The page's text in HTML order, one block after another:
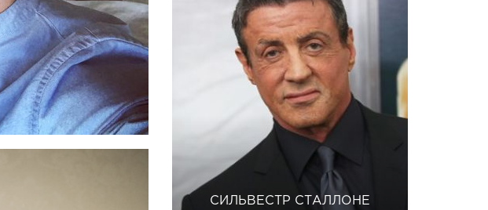
СИЛЬВЕСТР СТАЛЛОНЕ